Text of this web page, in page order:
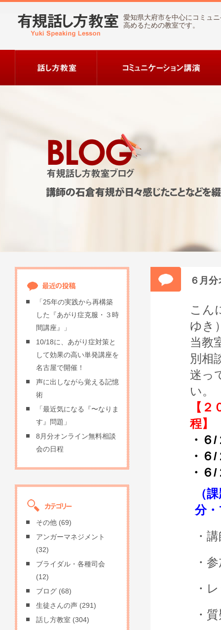
愛知県大府市を中心にコミュ
高めるための教室です。
６月
こん
ゆき
当教
別相
迷っ
い。
【
程】
・６
・６
・６
（
分
・
・
・
・
「25年の実践から再構築
した『あがり症克服・３時
間講座』」
10/18に、あがり症対策と
して効果の高い単発講座を
名古屋で開催！
声に出しながら覚える記憶
術
「最近気になる『〜なりま
す』問題」
8月分オンライン無料相談
会の日程
その他 (69)
アンガーマネジメント
(32)
ブライダル・各種司会
(12)
ブログ (68)
生徒さんの声 (291)
話し方教室 (304)